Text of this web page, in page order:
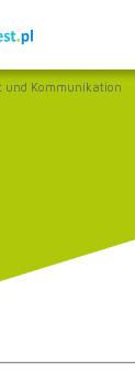
und Kommunikation